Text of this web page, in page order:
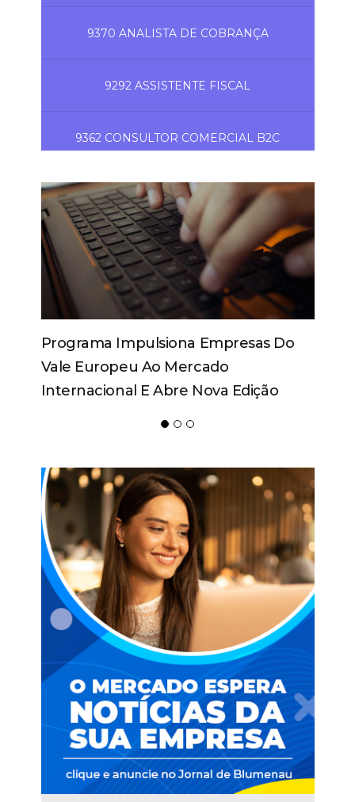
9370 ANALISTA DE COBRANÇA
9292 ASSISTENTE FISCAL
9362 CONSULTOR COMERCIAL B2C
Spaten Tisch Chega À Oktoberfest De
Blumenau Para Celebrar O Ritual Da
Cerveja E Dos Encontros